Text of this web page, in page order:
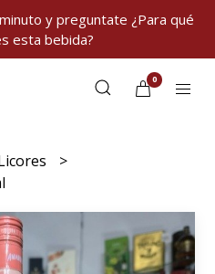
y preguntate ¿Para qué
esta bebida?
0